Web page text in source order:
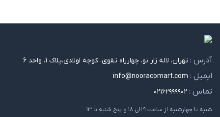
آدرس : تهران، لاله زار نو، چهارراه تقوی، کوچه اولادی،پلاک 1، واحد 6
ایمیل : info@nooracomart.com
تماس : ۰۲۱۶۲۹۹۹۹۰۲
شنبه تا چهارشنبه از ساعت ۹ الی ۱۸ و پنج شنبه تا ۱۳